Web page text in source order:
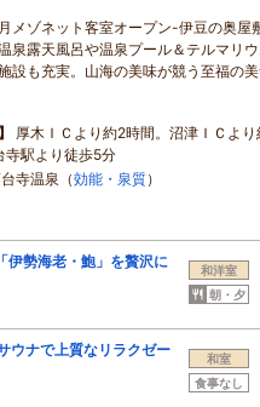
メゾネット客室オープン-伊豆の奥
泉露天風呂や温泉プール＆テルマリ
設も充実。山海の美味が競う至福の
厚木ＩＣより約2時間。沼津ＩＣより
寺駅より徒歩5分
寺温泉（効能・泉質）
伊勢海老・鮑」を贅沢に
和洋室
朝・夕
ウナで上質なリラクゼー
和室
食事なし